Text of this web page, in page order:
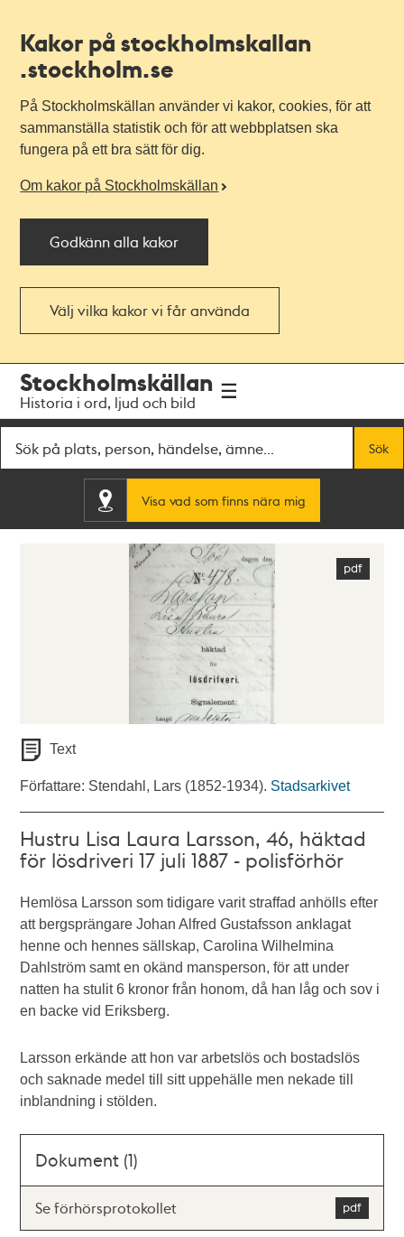
Kakor på stockholmskallan
.stockholm.se
På Stockholmskällan använder vi kakor, cookies, för att
sammanställa statistik och för att webbplatsen ska
fungera på ett bra sätt för dig.
Om kakor på Stockholmskällan
Godkänn alla kakor
Välj vilka kakor vi får använda
navigationen
huvudinnehållet
Stockholmskällan
Historia i ord, ljud och bild
Sök
Visa vad som finns nära mig
Text
Författare: Stendahl, Lars (1852-1934). Stadsarkivet
Hustru Lisa Laura Larsson, 46, häktad
för lösdriveri 17 juli 1887 - polisförhör
Hemlösa Larsson som tidigare varit straffad anhölls efter
att bergsprängare Johan Alfred Gustafsson anklagat
henne och hennes sällskap, Carolina Wilhelmina
Dahlström samt en okänd mansperson, för att under
natten ha stulit 6 kronor från honom, då han låg och sov i
en backe vid Eriksberg.
Larsson erkände att hon var arbetslös och bostadslös
och saknade medel till sitt uppehälle men nekade till
inblandning i stölden.
Dokument (1)
Se förhörsprotokollet